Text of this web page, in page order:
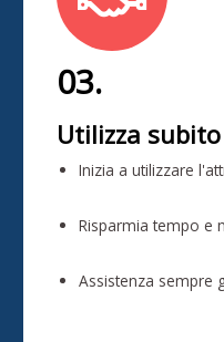
03.
Utilizza
Inizia a utilizzare
Risparmia tempo e
Assistenza sempre